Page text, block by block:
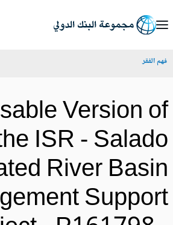
الفقر
Version
the ISR -
River